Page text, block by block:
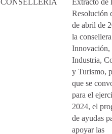
Resolución
de abril de
la
Innovación,
Industria,
y Turismo,
que se
para el
2024, el
de ayudas
apoyar las